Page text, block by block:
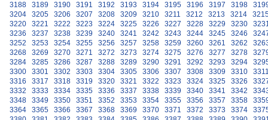
3188
3189 3190 3191 3192 3193 3194 3195 3196 3197 3198
3204
3205 3206 3207 3208 3209 3210 3211 3212 3213 3214
3220
3221 3222 3223 3224 3225 3226 3227 3228 3229 3230
3236
3237 3238 3239 3240 3241 3242 3243 3244 3245 3246
3252
3253 3254 3255 3256 3257 3258 3259 3260 3261 3262
3268
3269 3270 3271 3272 3273 3274 3275 3276 3277 3278
3284
3285 3286 3287 3288 3289 3290 3291 3292 3293 3294
3300
3301 3302 3303 3304 3305 3306 3307 3308 3309 3310
3316
3317 3318 3319 3320 3321 3322 3323 3324 3325 3326
3332
3333 3334 3335 3336 3337 3338 3339 3340 3341 3342
3348
3349 3350 3351 3352 3353 3354 3355 3356 3357 3358
3364
3365 3366 3367 3368 3369 3370 3371 3372 3373 3374